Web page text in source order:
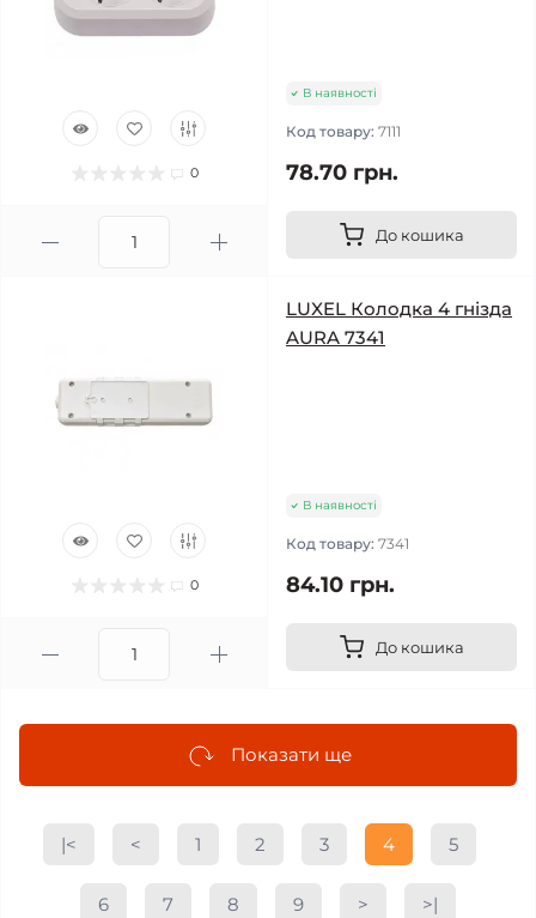
0
В наявності
Код товару: 7111
78.70 грн.
До кошика
0
LUXEL Колодка 4 гнізда
AURA 7341
В наявності
Код товару: 7341
84.10 грн.
До кошика
Показати ще
|< < 1 2 3 4 5
6 7 8 9 > >|